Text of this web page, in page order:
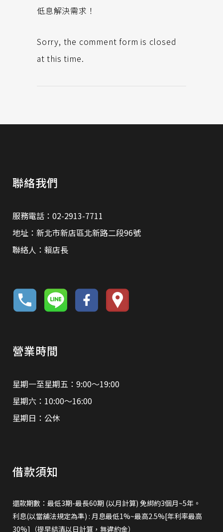
低息解決需求！
Sorry, the comment form is closed
at this time.
聯絡我們
服務電話：02-2913-7711
地址：新北市新店區北新路二段96號
聯絡人：賴店長
營業時間
星期一至星期五：9:00～19:00
星期六：10:00～16:00
星期日：公休
借款須知
還款期數：最低3期-最長60期 (以月計算) 免綁約3個月~5年。
利息(以當舖法規定為準) : 月息最低1%~最高2.5%[年利率最高
30%]（提早結清以日計算，無違約金）